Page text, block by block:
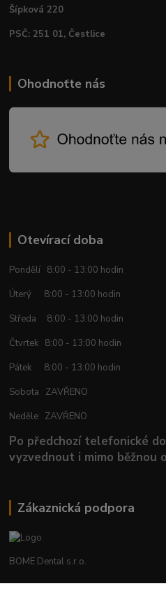
Šípková 220
PSČ: 251 01, Čestlice
Ohodnoťte nás
Otevírací doba
Pondělí 8:00 - 13:00 hodin
Úterý 8:00 - 13:00 hodin
Středa 8:00 - 13:00 hodin
Čtvrtek 8:00 - 13:00 hodin
Pátek 8:00 - 13:00 hodin
Sobota ZAVŘENO
Neděle ZAVŘENO
Po předchozí telefonické
vyzvednout i mimo běžnou
Zákaznická podpora
BOME Dental s.r.o.